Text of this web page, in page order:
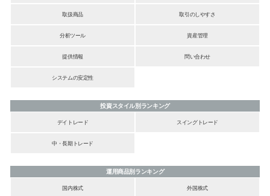
取扱商品 取引のしやすさ
分析ツール 資産管理
提供情報 問い合わせ
システムの安定性
投資スタイル別ランキング
デイトレード
スイングトレード
中・長期トレード
運用商品別ランキング
国内株式
外国株式